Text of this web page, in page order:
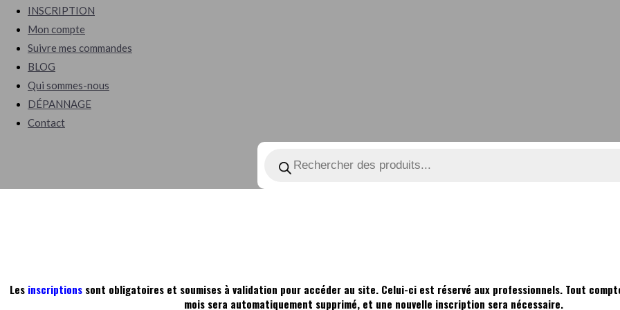
INSCRIPTION
Mon compte
Suivre mes commandes
BLOG
Qui sommes-nous
DÉPANNAGE
Contact
Les inscriptions sont obligatoires et soumises à validation pour accéder au site. Celui-ci est réservé aux professionnels. Tout
mois sera automatiquement supprimé, et une nouvelle inscription sera nécessaire.